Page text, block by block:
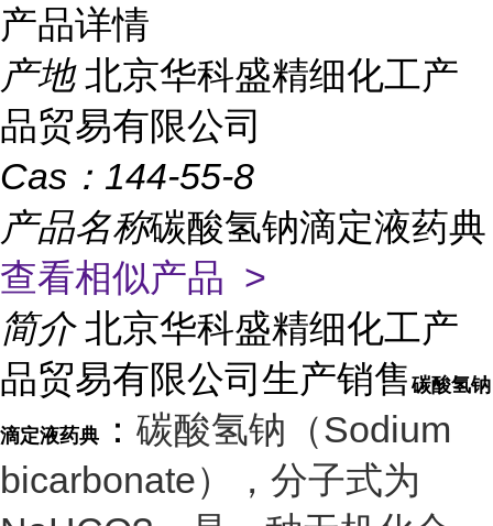
产品详情
产地 北京华科盛精细化工产
品贸易有限公司
Cas： 144-55-8
产品名称碳酸氢钠滴定液药典
查看相似产品 >
简介 北京华科盛精细化工产
品贸易有限公司生产销售碳酸氢钠
滴定液药典 ： 碳酸氢钠（Sodium
bicarbonate），分子式为